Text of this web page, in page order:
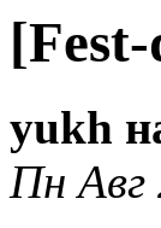
yukh
Пн Авг